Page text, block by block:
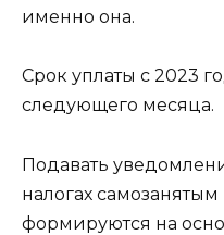
именно она.
Срок уплаты с 2023
следующего месяца.
Подавать
налогах
формируются на